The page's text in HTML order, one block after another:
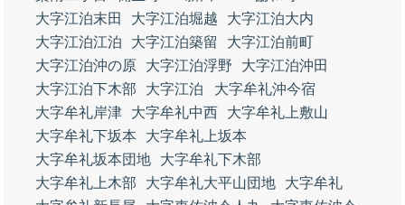
大字江泊末田
大字江泊堀越
大字江泊大内
大字江泊江泊
大字江泊築留
大字江泊前町
大字江泊沖の原
大字江泊浮野
大字江泊沖田
大字江泊下木部
大字江泊
大字牟礼沖今宿
大字牟礼岸津
大字牟礼中西
大字牟礼上敷山
大字牟礼下坂本
大字牟礼上坂本
大字牟礼坂本団地
大字牟礼下木部
大字牟礼上木部
大字牟礼大平山団地
大字牟礼